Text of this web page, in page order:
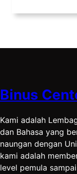
Binus
Kami adalah
dan Bahasa yang
naungan dengan
kami adalah
level pemula